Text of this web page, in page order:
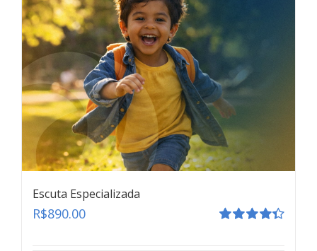
Escuta Especializada
R$890.00